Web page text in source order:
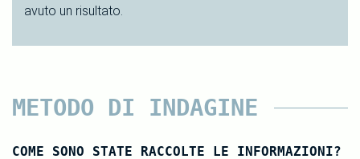
avuto un risultato.
METODO DI INDAGINE
COME SONO STATE RACCOLTE LE INFORMAZIONI?